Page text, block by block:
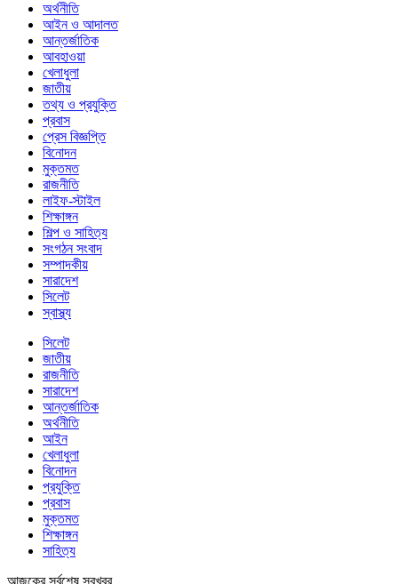
অর্থনীতি
আইন ও আদালত
আন্তর্জাতিক
আবহাওয়া
খেলাধুলা
জাতীয়
তথ্য ও প্রযুক্তি
প্রবাস
প্রেস বিজ্ঞপ্তি
বিনোদন
মুক্তমত
রাজনীতি
লাইফ-স্টাইল
শিক্ষাঙ্গন
শিল্প ও সাহিত্য
সংগঠন সংবাদ
সম্পাদকীয়
সারাদেশ
সিলেট
স্বাস্থ্য
সিলেট
জাতীয়
রাজনীতি
সারাদেশ
আন্তর্জাতিক
অর্থনীতি
আইন
খেলাধুলা
বিনোদন
প্রযুক্তি
প্রবাস
মুক্তমত
শিক্ষাঙ্গন
সাহিত্য
আজকের সর্বশেষ সবখবর